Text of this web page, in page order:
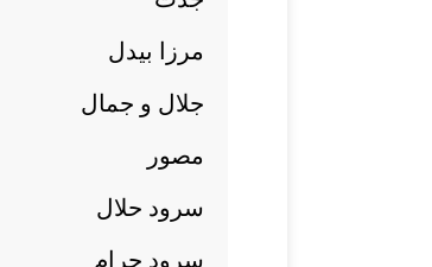
مرزا بيدل
جلال و جمال
مصور
سرود حلال
سرود حرام